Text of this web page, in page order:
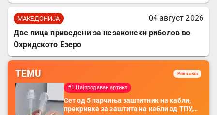
МАКЕДОНИЈА
04 август 2026
Две лица приведени за незаконски риболов во
Охридското Езеро
TEMU Реклама
#1 Најпродаван артикл
Сет од 5 парчиња заштитник на кабли,
прекривка за заштита на кабли од ТПУ,